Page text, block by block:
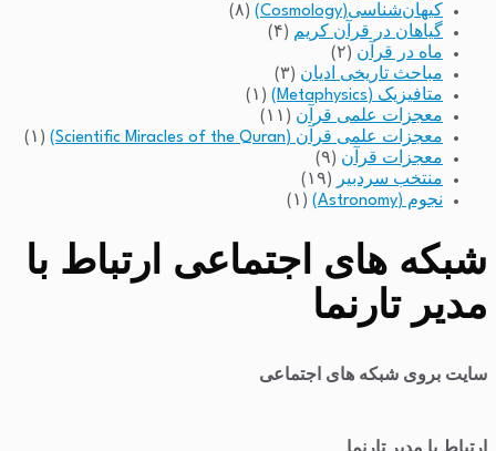
کیهان‌شناسی(Cosmology)
(۸)
گیاهان در قرآن کریم (۴)
ماه در قرآن (۲)
مباحث تاریخی ادیان (۳)
متافیزیک (Metaphysics)
(۱)
معجزات علمی قرآن (۱۱)
معجزات علمی قرآن (Scientific Miracles of the Quran)
(۱)
معجزات قرآن (۹)
منتخب سردبیر
(۱۹)
نجوم (Astronomy)
(۱)
شبکه های اجتماعی ارتباط با
مدیر تارنما
سایت بروی شبکه های اجتماعی